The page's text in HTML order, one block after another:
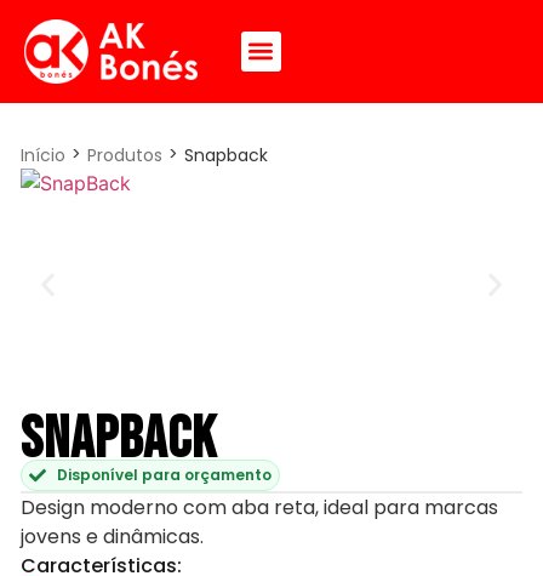
Início > Produtos > Snapback
Snapback
Disponível para orçamento
Design moderno com aba reta, ideal para marcas
jovens e dinâmicas.
Características: